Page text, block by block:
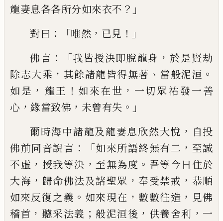
龍妻息各各所分如來衣不 ？」
對曰 ：「唯然 ， 已見 ！」
佛言 ：「我皆授決即脫龍身 ， 於是賢劫
除志大乘 ， 其餘諸龍皆得無著 、 當般泥洹 。
如是 ， 龍王 ！ 如來在世 ， 一切眾祐發一善
心 ， 緣當致佛 ， 未曾有失 。」
爾時海中諸龍及龍妻息欣然大悅 ， 自投
佛前同音說言 ：「如來所語終無有二 ， 至誠
不虛 ， 授我等決 ， 至無為度 。 吾等今日住於
大海 ， 歸命佛法及諸聖眾 ， 奉受禁戒 ， 恭順
如來反復之義 。 如來現在 ， 數數往造 ， 見佛
稽首 ， 聽采法義 ； 般泥洹後 ， 供養舍利 ， 一